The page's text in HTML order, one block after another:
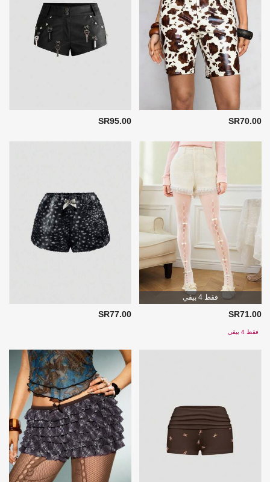
SR70.00
SR95.00
فقط 4 بيقي
SR71.00
فقط 4 بيقي
SR77.00